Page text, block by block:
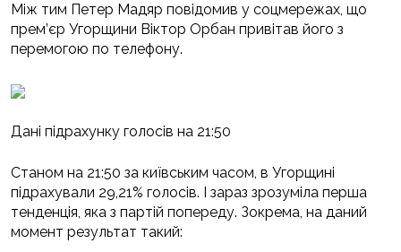
Між тим Петер Мадяр повідомив у соцмережах, що
прем’єр Угорщини Віктор Орбан привітав його з
перемогою по телефону.
Дані підрахунку голосів на 21:50
Станом на 21:50 за київським часом, в Угорщині
підрахували 29,21% голосів. І зараз зрозуміла перша
тенденція, яка з партій попереду. Зокрема, на даний
момент результат такий: